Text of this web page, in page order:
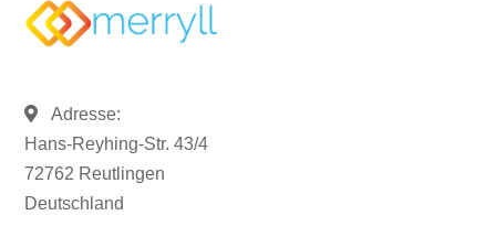
Adresse:
Hans-Reyhing-Str. 43/4
72762 Reutlingen
Deutschland